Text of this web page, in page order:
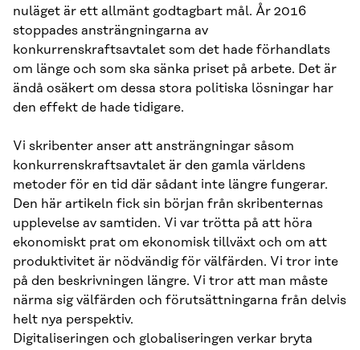
nuläget är ett allmänt godtagbart mål. År 2016
stoppades ansträngningarna av
konkurrenskraftsavtalet som det hade förhandlats
om länge och som ska sänka priset på arbete. Det är
ändå osäkert om dessa stora politiska lösningar har
den effekt de hade tidigare.
Vi skribenter anser att ansträngningar såsom
konkurrenskraftsavtalet är den gamla världens
metoder för en tid där sådant inte längre fungerar.
Den här artikeln fick sin början från skribenternas
upplevelse av samtiden. Vi var trötta på att höra
ekonomiskt prat om ekonomisk tillväxt och om att
produktivitet är nödvändig för välfärden. Vi tror inte
på den beskrivningen längre. Vi tror att man måste
närma sig välfärden och förutsättningarna från delvis
helt nya perspektiv.
Digitaliseringen och globaliseringen verkar bryta